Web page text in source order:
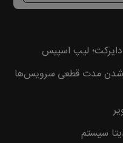
لیپ اسپیس
شدن مدت قطعی سرویس‌ها
سیستم